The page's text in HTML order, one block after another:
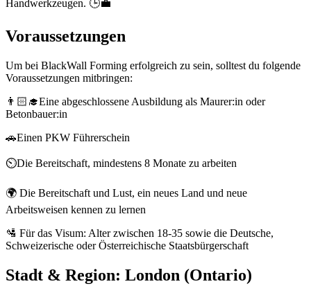
Handwerkzeugen. 🕒💼
Voraussetzungen
Um bei BlackWall Forming erfolgreich zu sein, solltest du folgende
Voraussetzungen mitbringen:
👨🏻‍🎓Eine abgeschlossene Ausbildung als Maurer:in oder
Betonbauer:in
🚗Einen PKW Führerschein
⏲️Die Bereitschaft, mindestens 8 Monate zu arbeiten
🌍 Die Bereitschaft und Lust, ein neues Land und neue
Arbeitsweisen kennen zu lernen
🛂 Für das Visum: Alter zwischen 18-35 sowie die Deutsche,
Schweizerische oder Österreichische Staatsbürgerschaft
Stadt & Region: London (Ontario)